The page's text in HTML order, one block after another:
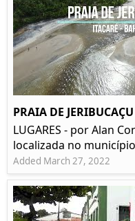
PRAIA DE
LUGARES - por Alan
localizada no
Added March 27, 2022